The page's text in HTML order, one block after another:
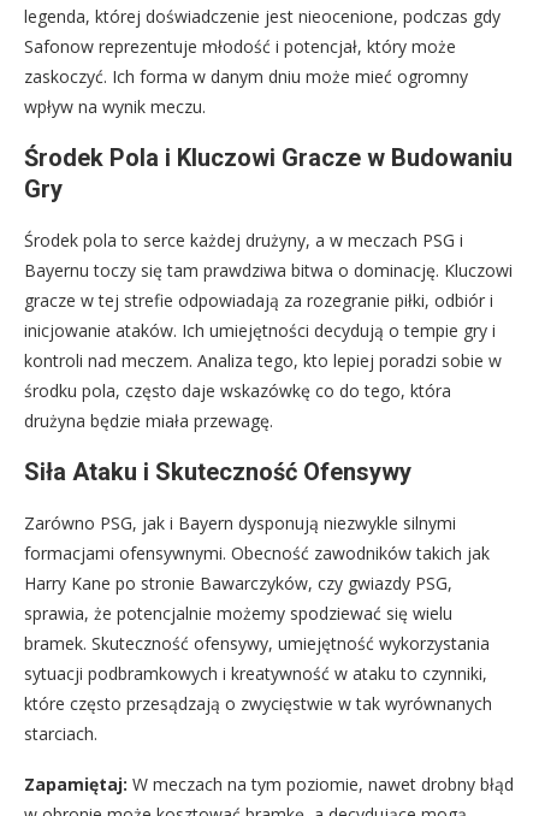
legenda, której doświadczenie jest nieocenione, podczas gdy
Safonow reprezentuje młodość i potencjał, który może
zaskoczyć. Ich forma w danym dniu może mieć ogromny
wpływ na wynik meczu.
Środek Pola i Kluczowi Gracze w Budowaniu
Gry
Środek pola to serce każdej drużyny, a w meczach PSG i
Bayernu toczy się tam prawdziwa bitwa o dominację. Kluczowi
gracze w tej strefie odpowiadają za rozegranie piłki, odbiór i
inicjowanie ataków. Ich umiejętności decydują o tempie gry i
kontroli nad meczem. Analiza tego, kto lepiej poradzi sobie w
środku pola, często daje wskazówkę co do tego, która
drużyna będzie miała przewagę.
Siła Ataku i Skuteczność Ofensywy
Zarówno PSG, jak i Bayern dysponują niezwykle silnymi
formacjami ofensywnymi. Obecność zawodników takich jak
Harry Kane po stronie Bawarczyków, czy gwiazdy PSG,
sprawia, że potencjalnie możemy spodziewać się wielu
bramek. Skuteczność ofensywy, umiejętność wykorzystania
sytuacji podbramkowych i kreatywność w ataku to czynniki,
które często przesądzają o zwycięstwie w tak wyrównanych
starciach.
Zapamiętaj: W meczach na tym poziomie, nawet drobny błąd